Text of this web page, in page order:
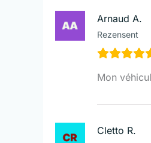
Arnaud A.
Rezensent
Mon
Cletto R.